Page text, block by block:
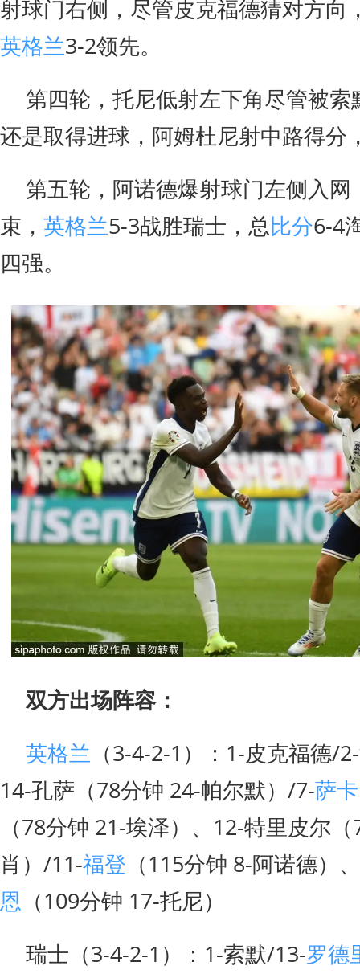
射球门右侧，尽管皮克福德猜对方向
英格兰3-2领先。
第四轮，托尼低射左下角尽管被
还是取得进球，阿姆杜尼射中路得分
第五轮，阿诺德爆射球门左侧入
束， 英格兰5-3战胜瑞士，总比分6-4
四强。
双方出场阵容：
英格兰 （3-4-2-1）：1-皮克福德/
14-孔萨（78分钟 24-帕尔默）/7-萨卡
（78分钟 21-埃泽）、12-特里皮尔
肖）/11-福登 （115分钟 8-阿诺德）
恩 （109分钟 17-托尼）
瑞士（3-4-2-1）：1-索默/13-罗德